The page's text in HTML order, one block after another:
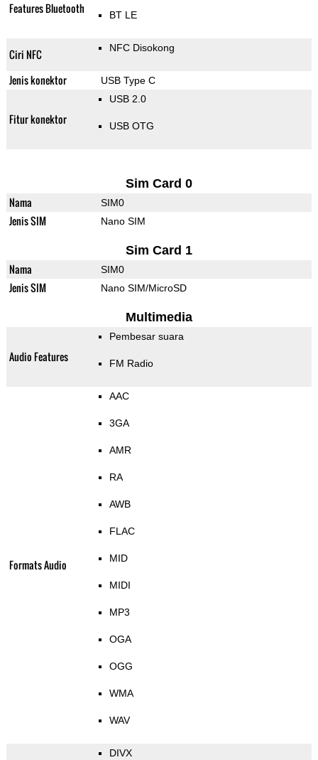
Features Bluetooth BT LE
Ciri NFC NFC Disokong
Jenis konektor USB Type C
Fitur konektor
USB 2.0
USB OTG
Sim Card 0
Nama SIM0
Jenis SIM Nano SIM
Sim Card 1
Nama SIM0
Jenis SIM Nano SIM/MicroSD
Multimedia
Audio Features
Pembesar suara
FM Radio
Formats Audio
AAC
3GA
AMR
RA
AWB
FLAC
MID
MIDI
MP3
OGA
OGG
WMA
WAV
DIVX